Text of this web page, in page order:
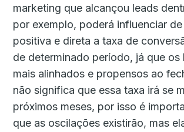
marketing que alcançou leads
por exemplo, poderá influenciar
positiva e direta a taxa de
de determinado período, já que os
mais alinhados e propensos ao
não significa que essa taxa irá se
próximos meses, por isso é
que as oscilações existirão, mas